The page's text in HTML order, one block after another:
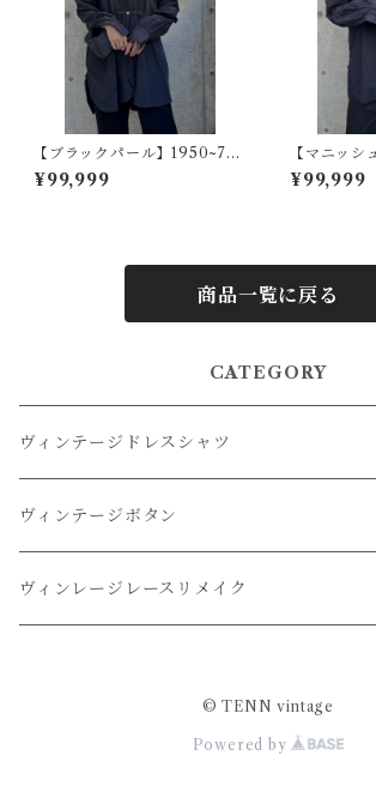
【ブラックパール】1950~70s
イギリスヴィンテージドレス
シャツ - オーバーダイ
¥99,999
【マニッシ
イギリスヴ
シャツ - 京黒染めオーバーダ
¥99,999
商品一覧に戻る
CATEGORY
ヴィンテージドレスシャツ
オーバーダイドレスシャツ
リメイクドレスシャツ
ヴィンテージボタン
ヴィンレージレースリメイク
© TENN vintage
Powered by